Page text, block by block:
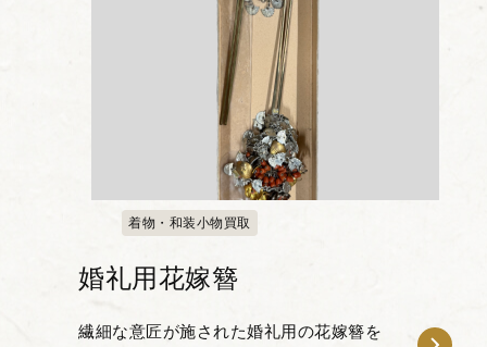
着物・和装小物買取
婚礼用花嫁簪
繊細な意匠が施された婚礼用の花嫁簪を